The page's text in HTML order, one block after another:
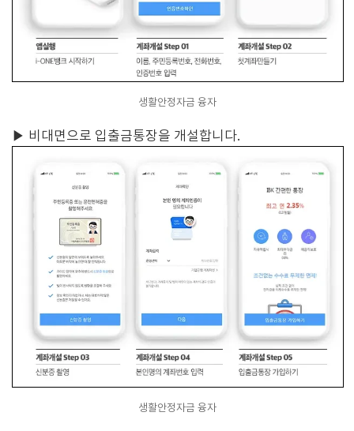
생활안정자금 융자
▶ 비대면으로 입출금통장을 개설합니다.
생활안정자금 융자